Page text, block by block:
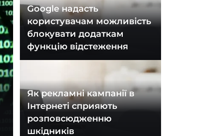
Google надасть
користувачам можливість
блокувати додаткам
функцію відстеження
Як рекламні кампанії в
Інтернеті сприяють
розповсюдженню
шкідників